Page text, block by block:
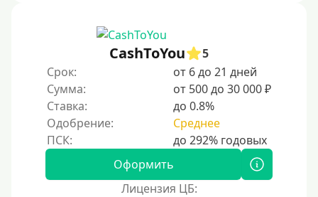
Карты банков и платежные системы
Мастеркард
Через Юнистрим (Unistream)
На Вебмани
Виза (Visa)
CashToYou
5
Срок:
от 6 до 21 дней
Сумма:
от 500 до 30 000 ₽
Ставка:
до 0.8%
Одобрение:
Среднее
Оформить
Лицензия ЦБ: